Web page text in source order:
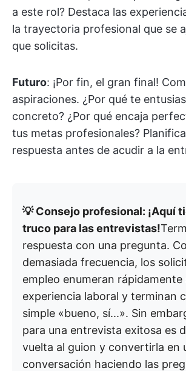
a este rol? Destaca las
la trayectoria profesional que se
que solicitas.
Futuro: ¡Por fin, el gran final!
aspiraciones. ¿Por qué te
concreto? ¿Por qué encaja
tus metas profesionales?
respuesta antes de acudir a la
💡 Consejo profesional: ¡Aquí
truco para las entrevistas!
respuesta con una pregunta.
demasiada frecuencia, los
empleo enumeran rápidamente
experiencia laboral y terminan
simple «bueno, sí...». Sin
para una entrevista exitosa es
vuelta al guion y convertirla en
conversación haciendo las